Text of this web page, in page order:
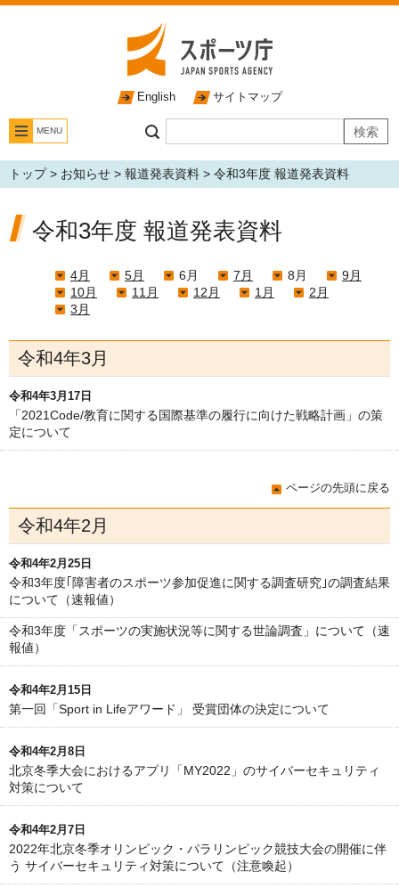
English サイトマップ
MENU
トップ> お知らせ > 報道発表資料 > 令和3年度 報道発表資料
令和3年度 報道発表資料
4月 5月 6月 7月 8月
9月
10月
11月 12月 1月
2月
3月
令和4年3月
令和4年3月17日
「2021Code/教育に関する国際基準の履行に向けた戦略計画」の策
定について
ページの先頭に戻る
令和4年2月
令和4年2月25日
令和3年度｢障害者のスポーツ参加促進に関する調査研究｣の調査結果
について（速報値）
令和3年度「スポーツの実施状況等に関する世論調査」について（速
報値）
令和4年2月15日
第一回「Sport in Lifeアワード」 受賞団体の決定について
令和4年2月8日
北京冬季大会におけるアプリ「MY2022」のサイバーセキュリティ
対策について
令和4年2月7日
2022年北京冬季オリンピック・パラリンピック競技大会の開催に伴
う サイバーセキュリティ対策について（注意喚起）